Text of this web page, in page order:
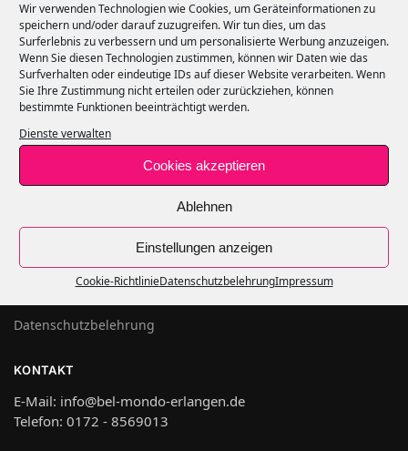
Wir verwenden Technologien wie Cookies, um Geräteinformationen zu
speichern und/oder darauf zuzugreifen. Wir tun dies, um das
Surferlebnis zu verbessern und um personalisierte Werbung anzuzeigen.
Wenn Sie diesen Technologien zustimmen, können wir Daten wie das
Surfverhalten oder eindeutige IDs auf dieser Website verarbeiten. Wenn
Sie Ihre Zustimmung nicht erteilen oder zurückziehen, können
bestimmte Funktionen beeinträchtigt werden.
Dienste verwalten
Cookies akzeptieren
Ablehnen
Einstellungen anzeigen
Cookie-RichtlinieDatenschutzbelehrungImpressum
SERVICE
Zahlungsarten
Versandarten
Impressum
Datenschutzbelehrung
KONTAKT
E-Mail: info@bel-mondo-erlangen.de
Telefon: 0172 - 8569013